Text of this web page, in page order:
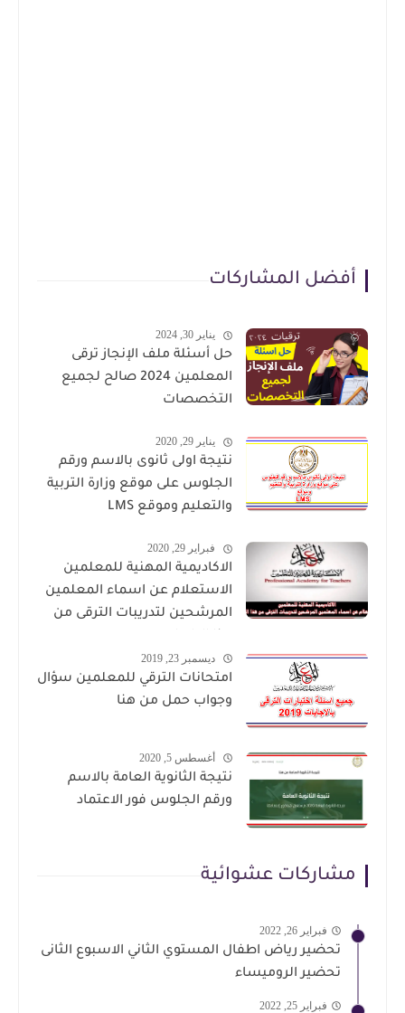
أفضل المشاركات
يناير 30, 2024
حل أسئلة ملف الإنجاز ترقى
المعلمين 2024 صالح لجميع
التخصصات
يناير 29, 2020
نتيجة اولى ثانوى بالاسم ورقم
الجلوس على موقع وزارة التربية
والتعليم وموقع LMS
فبراير 29, 2020
الاكاديمية المهنية للمعلمين
الاستعلام عن اسماء المعلمين
المرشحين لتدريبات الترقى من
ديسمبر 23, 2019
امتحانات الترقي للمعلمين سؤال
وجواب حمل من هنا
أغسطس 5, 2020
نتيجة الثانوية العامة بالاسم
ورقم الجلوس فور الاعتماد
مشاركات عشوائية
فبراير 26, 2022
تحضير رياض اطفال المستوي الثاني الاسبوع الثانى
تحضير الروميساء
فبراير 25, 2022